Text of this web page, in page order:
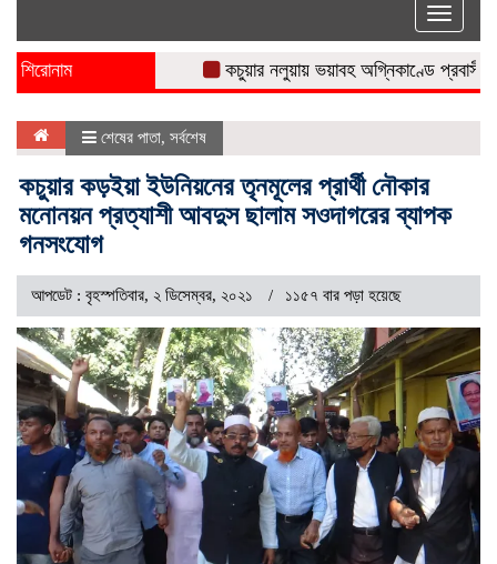
Toggle
শিরোনাম কচুয়ার নলুয়ায় ভয়াবহ অগ্নিকাণ্ডে প্রবাসীর
শেষের পাতা, সর্বশেষ
কচুয়ার কড়ইয়া ইউনিয়নের তৃনমূলের প্রার্থী নৌকার
মনোনয়ন প্রত্যাশী আবদুস ছালাম সওদাগরের ব্যাপক
গনসংযোগ
আপডেট : বৃহস্পতিবার, ২ ডিসেম্বর, ২০২১ ১১৫৭ বার পড়া হয়েছে